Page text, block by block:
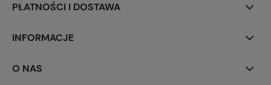
PŁATNOŚCI I DOSTAWA
INFORMACJE
O NAS